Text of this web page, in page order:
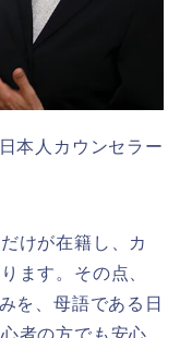
本人カウンセラー
けが在籍し、カ
ます。その点、
を、母語である日
者の方でも安心